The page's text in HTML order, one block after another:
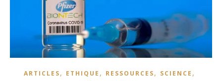
ARTICLES, ETHIQUE , RESSOURCES, SCIENCE ,